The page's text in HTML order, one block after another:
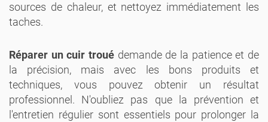
sources de chaleur, et nettoyez immédiatement les
taches.
Réparer un cuir troué demande de la patience et de
la précision, mais avec les bons produits et
techniques, vous pouvez obtenir un résultat
professionnel. N'oubliez pas que la prévention et
l'entretien régulier sont essentiels pour prolonger la